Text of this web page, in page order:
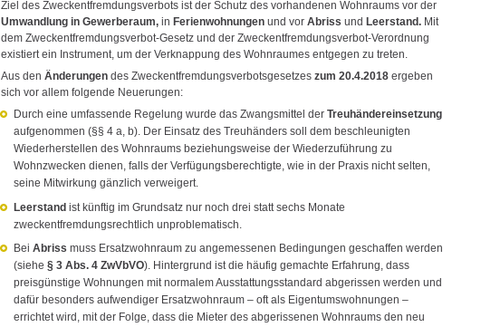
Ziel des Zweckentfremdungsverbots ist der Schutz des vorhandenen Wohnraums vor der
Umwandlung in Gewerberaum, in Ferienwohnungen und vor Abriss und Leerstand. Mit
dem Zweckentfremdungsverbot-Gesetz und der Zweckentfremdungsverbot-Verordnung
existiert ein Instrument, um der Verknappung des Wohnraumes entgegen zu treten.
Aus den Änderungen des Zweckentfremdungsverbotsgesetzes zum 20.4.2018 ergeben
sich vor allem folgende Neuerungen:
Durch eine umfassende Regelung wurde das Zwangsmittel derTreuhändereinsetzung
aufgenommen (§§ 4 a, b). Der Einsatz des Treuhänders soll dem beschleunigten
Wiederherstellen des Wohnraums beziehungsweise der Wiederzuführung zu
Wohnzwecken dienen, falls der Verfügungsberechtigte, wie in der Praxis nicht selten,
seine Mitwirkung gänzlich verweigert.
Leerstand ist künftig im Grundsatz nur noch drei statt sechs Monate
zweckentfremdungsrechtlich unproblematisch.
BeiAbriss muss Ersatzwohnraum zu angemessenen Bedingungen geschaffen werden
(siehe§ 3 Abs. 4 ZwVbVO). Hintergrund ist die häufig gemachte Erfahrung, dass
preisgünstige Wohnungen mit normalem Ausstattungsstandard abgerissen werden und
dafür besonders aufwendiger Ersatzwohnraum – oft als Eigentumswohnungen –
errichtet wird, mit der Folge, dass die Mieter des abgerissenen Wohnraums den neu